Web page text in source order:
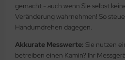
gemacht - auch wenn Sie selbst
Veränderung wahrnehmen! So
Handumdrehen dagegen.
Akkurate Messwerte: Sie nutzen
betreiben einen Kamin? Ihr